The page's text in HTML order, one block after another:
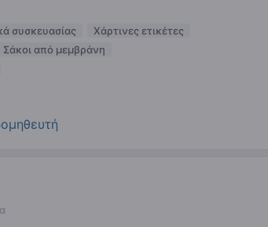
συσκευασίας
Χάρτινες ετικέτες
Σάκοι από μεμβράνη